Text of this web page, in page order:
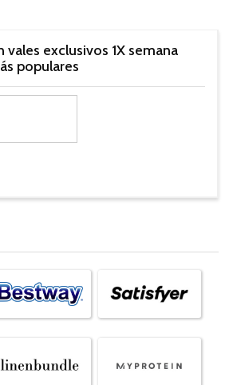
exclusivos 1X semana
populares